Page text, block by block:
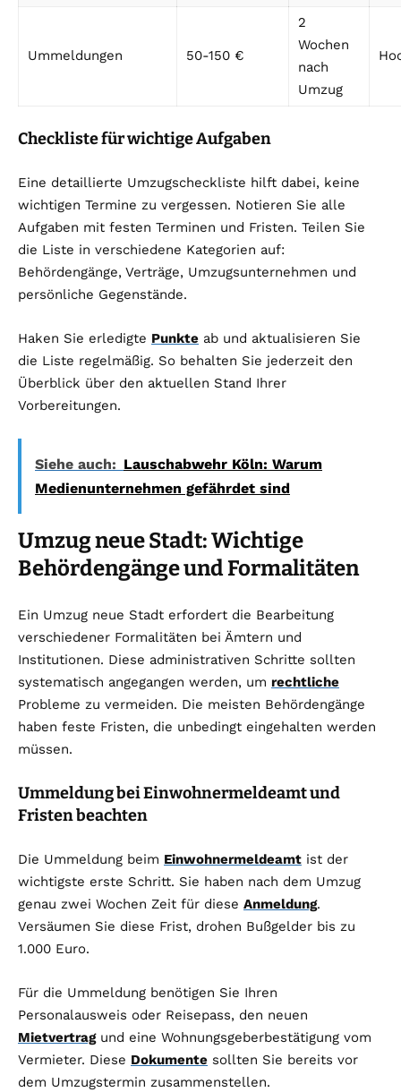
Ummeldungen 50-150 €
2
Wochen
nach
Umzug
Checkliste für wichtige Aufgaben
Eine detaillierte Umzugscheckliste hilft dabei, keine
wichtigen Termine zu vergessen. Notieren Sie alle
Aufgaben mit festen Terminen und Fristen. Teilen Sie
die Liste in verschiedene Kategorien auf:
Behördengänge, Verträge, Umzugsunternehmen und
persönliche Gegenstände.
Haken Sie erledigte Punkte ab und aktualisieren Sie
die Liste regelmäßig. So behalten Sie jederzeit den
Überblick über den aktuellen Stand Ihrer
Vorbereitungen.
Siehe auch: Lauschabwehr Köln: Warum
Medienunternehmen gefährdet sind
Umzug neue Stadt: Wichtige
Behördengänge und Formalitäten
Ein Umzug neue Stadt erfordert die Bearbeitung
verschiedener Formalitäten bei Ämtern und
Institutionen. Diese administrativen Schritte sollten
systematisch angegangen werden, um rechtliche
Probleme zu vermeiden. Die meisten Behördengänge
haben feste Fristen, die unbedingt eingehalten werden
müssen.
Ummeldung bei Einwohnermeldeamt und
Fristen beachten
Die Ummeldung beim Einwohnermeldeamt ist der
wichtigste erste Schritt. Sie haben nach dem Umzug
genau zwei Wochen Zeit für diese Anmeldung.
Versäumen Sie diese Frist, drohen Bußgelder bis zu
1.000 Euro.
Für die Ummeldung benötigen Sie Ihren
Personalausweis oder Reisepass, den neuen
Mietvertragund eine Wohnungsgeberbestätigung vom
Vermieter. Diese Dokumente sollten Sie bereits vor
dem Umzugstermin zusammenstellen.